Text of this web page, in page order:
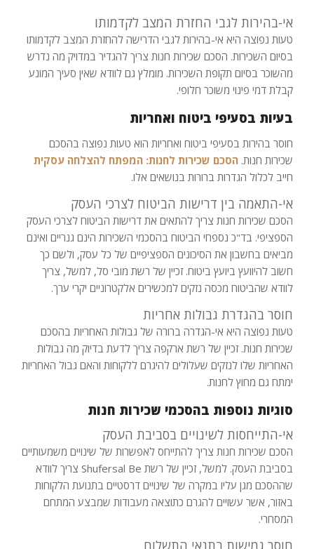
אי-בהירות לגבי החזרת המצב לקדמותו
טעות נפוצה היא אי-בהירות לגבי הדרישה להחזרת המצב לקדמותו
בסיום השכירות. הסכם שכירות חנות צריך להגדיר במדויק מה נדרש
מהשוכר בסיום תקופת השכירות. מומלץ גם לוודא שאין סעיך המונע
קבלת דמי פינוי משוכר חלופי.
בעיות בסעיפי ביטוח ואחריות
חוסר בהירות בסעיפי ביטוח ואחריות הוא טעות נפוצה בהסכם
שכירות חנות. הסכם שכירות לחנות: המפתח להצלחה עסקית
חייב לכלול הגדרות ברורות בנושאים אלו.
אי-התאמה בין דרישות הביטוח לצרכי העסק
הסכם שכירות חנות צריך להתאים את דרישות הביטוח לצרכי העסק
הספציפי. בד"כ נספחי הביטוח בהסכמי השכירות הינם גנריים ואינם
מביאים בחשבון את הסיכונים הספציפיים של כל עסק, ולשם כך
חשוב להיוועץ ביועץ ביטוח. זכיין של רשת מובי סל, למשל, צריך
לוודא שהביטוח מכסה נזקים למכשירים אלקטרוניים יקרי ערך.
חוסר בהגדרת גבולות אחריות
טעות נפוצה היא אי-הגדרה ברורה של גבולות האחריות בהסכם
שכירות חנות. זכיין של רשת ארקפה צריך לדעת בדיוק מה גבולות
האחריות שלו לנזקים שעלולים להיגרם ללקוחות והאם גבול האחריות
ימתח גם מחוץ לחנות.
סוגיות נוספות בהסכמי שכירות חנות
אי-התייחסות לשינויים בסביבת העסק
הסכם שכירות חנות צריך להתייחס לאפשרות של שינויים משמעותיים
בסביבת העסק. למשל, זכיין של רשת Shufersal Be צריך לוודא
שההסכם מגן עליו במקרה של שינויים דרסטיים בתנועת הלקוחות
באזור, אשר עשויים להגרם כתוצאה מעבודות שמבצע המתחם
המסחרי.
חוסר גמישות בתנאי התשלום